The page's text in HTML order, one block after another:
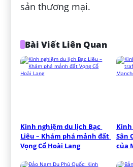
sản thương mại.
Bài Viết Liên Quan
Kinh nghiệm du lịch Bạc
Liêu – Khám phá mảnh đất
Vọng Cổ Hoài Lang
Sân
của